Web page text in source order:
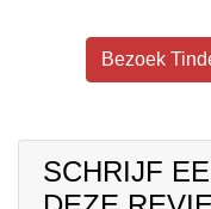
Bezoek
SCHRIJF